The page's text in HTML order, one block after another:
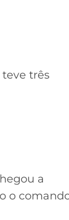
três
a
o